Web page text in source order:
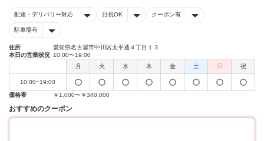
配達・デリバリー対応 日祝OK クーポン有
駐車場有
住所
愛知県名古屋市中川区太平通４丁目１３
本日の営業状況 10:00〜19:00
月
火 水 木 金 土 日 祝
10:00~19:00
価格帯
￥1,000〜￥340,000
おすすめのクーポン